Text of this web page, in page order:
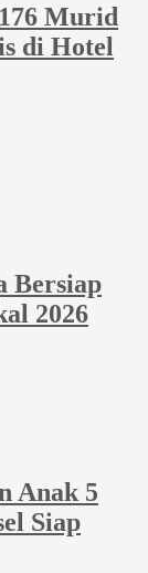
Murid
di Hotel
Bersiap
2026
Anak 5
Siap